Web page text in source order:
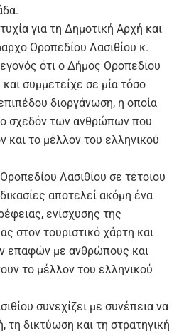
για τη Δημοτική Αρχή και
Οροπεδίου Λασιθίου κ.
ότι ο Δήμος Οροπεδίου
συμμετείχε σε μία τόσο
διοργάνωση, η οποία
σχεδόν των ανθρώπων που
και το μέλλον του ελληνικού
Λασιθίου σε τέτοιου
αποτελεί ακόμη ένα
ενίσχυσης της
στον τουριστικό χάρτη και
επαφών με ανθρώπους και
το μέλλον του ελληνικού
συνεχίζει με συνέπεια να
τη δικτύωση και τη στρατηγική